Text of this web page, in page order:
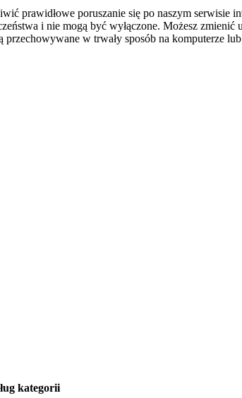
prawidłowe poruszanie się po naszym
i nie mogą być wyłączone. Możesz
przechowywane w trwały sposób na komputerze
kategorii